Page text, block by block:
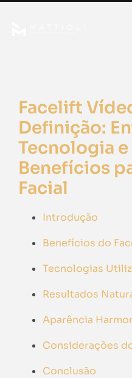
Facelift
Definição:
Tecnologia e
Benefícios
Facial
Introdução
Benefícios do
Tecnologias
Resultados
Aparência
Considerações
Conclusão